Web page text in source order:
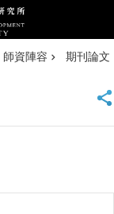
師資陣容 期刊論文